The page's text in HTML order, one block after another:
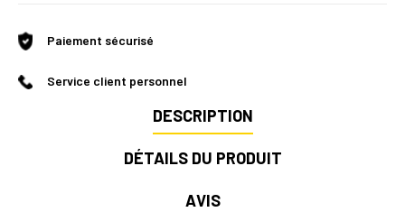
Paiement sécurisé
Service client personnel
DESCRIPTION
DÉTAILS DU PRODUIT
AVIS